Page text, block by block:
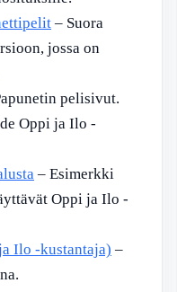
– Suora
jossa on
pelisivut.
Oppi ja Ilo -
– Esimerkki
Oppi ja Ilo -
Ilo -kustantaja) –